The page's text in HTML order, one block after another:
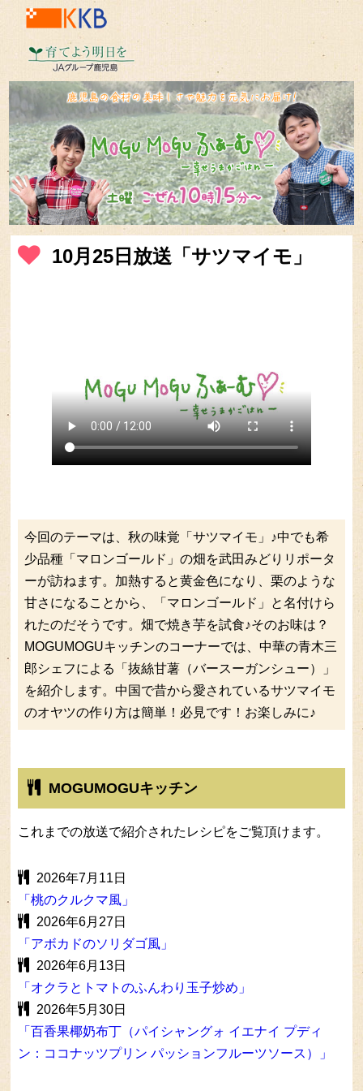
10月25日放送「サツマイモ」
今回のテーマは、秋の味覚「サツマイモ」♪中でも希
少品種「マロンゴールド」の畑を武田みどりリポータ
ーが訪ねます。加熱すると黄金色になり、栗のような
甘さになることから、「マロンゴールド」と名付けら
れたのだそうです。畑で焼き芋を試食♪そのお味は？
MOGUMOGUキッチンのコーナーでは、中華の青木三
郎シェフによる「抜絲甘薯（バースーガンシュー）」
を紹介します。中国で昔から愛されているサツマイモ
のオヤツの作り方は簡単！必見です！お楽しみに♪
MOGUMOGUキッチン
これまでの放送で紹介されたレシピをご覧頂けます。
2026年7月11日
「桃のクルクマ風」
2026年6月27日
「アボカドのソリダゴ風」
2026年6月13日
「オクラとトマトのふんわり玉子炒め」
2026年5月30日
「百香果椰奶布丁（パイシャングォ イエナイ プディ
ン：ココナッツプリン パッションフルーツソース）」